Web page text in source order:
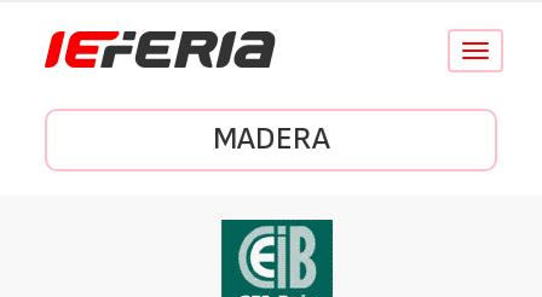
Conmutar
MADERA